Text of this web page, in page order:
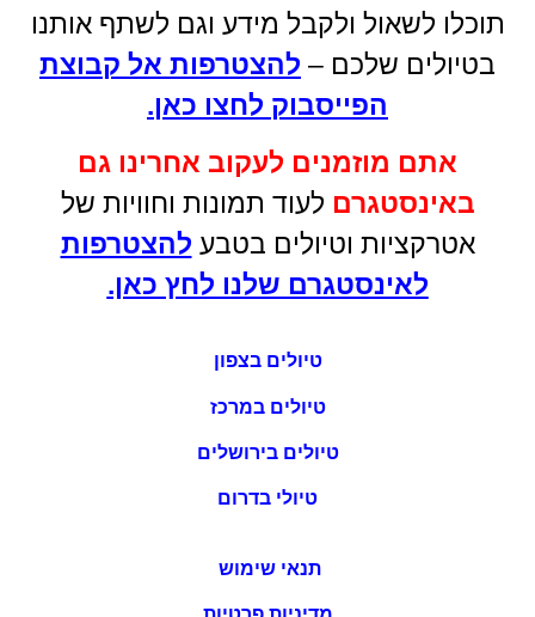
תוכלו לשאול ולקבל מידע וגם לשתף אותנו
בטיולים שלכם – להצטרפות אל קבוצת
הפייסבוק לחצו כאן.
אתם מוזמנים לעקוב אחרינו גם
באינסטגרם לעוד תמונות וחוויות של
אטרקציות וטיולים בטבע להצטרפות
לאינסטגרם שלנו לחץ כאן.
טיולים בצפון
טיולים במרכז
טיולים בירושלים
טיולי בדרום
תנאי שימוש